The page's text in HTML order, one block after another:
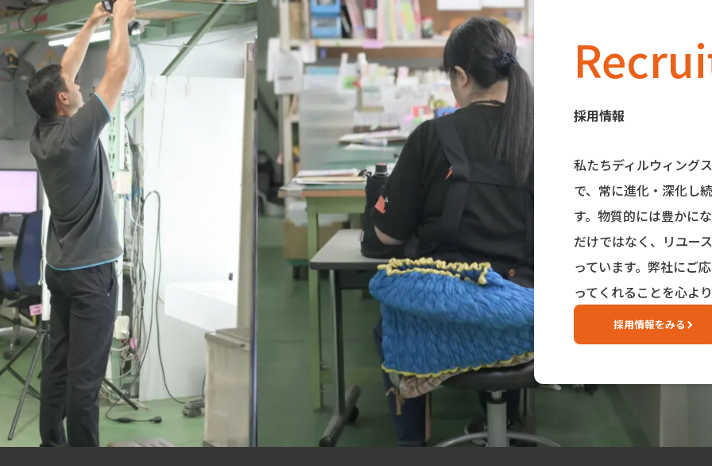
採用情報
私たちディルウィング
で、常に進化・深化し
す。物質的には豊かに
だけではなく、リユー
っています。弊社にご
ってくれることを心よ
採用情報をみる